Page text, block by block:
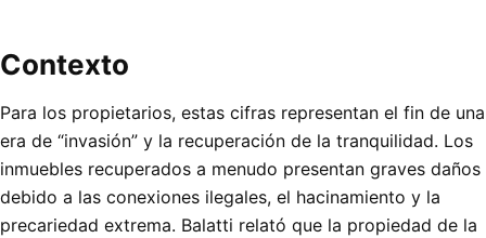
Contexto
Para los propietarios, estas cifras representan el fin de una
era de “invasión” y la recuperación de la tranquilidad. Los
inmuebles recuperados a menudo presentan graves daños
debido a las conexiones ilegales, el hacinamiento y la
precariedad extrema. Balatti relató que la propiedad de la